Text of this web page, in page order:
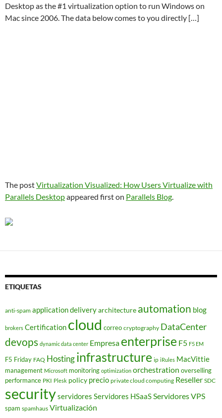
Desktop as the #1 virtualization option to run Windows on
Mac since 2006. The data below comes to you directly […]
The postVirtualization Visualized: How Users Virtualize with
Parallels Desktopappeared first on Parallels Blog.
ETIQUETAS
anti-spam application deliveryarchitecture automation blog
brokers Certification cloud correo cryptography DataCenter
devops dynamic data center Empresa enterprise F5 F5 EM
F5 Friday FAQ Hostinginfrastructure ip iRules MacVittie
management Microsoft monitoring optimization orchestration overselling
performance PKI Plesk policy precio private cloud computing Reseller SDC
securityservidores Servidores HSaaSServidores VPS
spam spamhaus Virtualización